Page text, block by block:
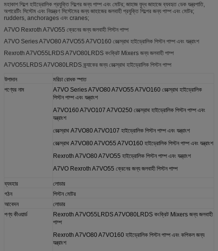
মহাকাশ শিল্পে হাইড্রোলিক প্রযুক্তি শিল্পের জন্য পাম্প এবং মোটর; জাহাজ যুদ্ধ জাহাজে ব্যবহৃত ডেক যন্ত্রপাতি,
অপারেটিং সিস্টেম এবং নিয়ন্ত্রণ সিস্টেমের জন্য জাহাজের জলবাহী প্রযুক্তি শিল্পের জন্য পাম্প এবং মোটর;
rudders, anchorages এবং cranes;
A7VO Rexroth A7VO55 ক্রেনের জন্য জলবাহী পিস্টন পাম্প
A7VO Series A7VO80 A7VO55 A7VO160 রেক্স্রোথ হাইড্রোলিক পিস্টন পাম্প এবং যন্ত্রাংশ
Rexroth A7VO55LRDS A7VO80LRDS কংক্রিট Mixers জন্য জলবাহী পাম্প
A7VO55LRDS A7VO80LRDS ক্র্যাকের জন্য রেক্স্রোথ হাইড্রোলিক পিস্টন পাম্প
উপাদান
মরিচা রোধক স্পাত
পণ্যের নাম
A7VO Series A7VO80 A7VO55 A7VO160 রেক্স্রোথ হাইড্রোলিক
পিস্টন পাম্প এবং যন্ত্রাংশ
A7VO160 A7VO107 A7VO250 রেক্স্রোথ হাইড্রোলিক পিস্টন পাম্প এবং
যন্ত্রাংশ
রেক্স্রোথ A7VO80 A7VO107 হাইড্রোলিক পিস্টন পাম্প এবং যন্ত্রাংশ
রেক্স্রোথ A7VO80 A7VO55 A7VO160 হাইড্রোলিক পিস্টন পাম্প এবং যন্ত্রাংশ
Rexroth A7VO80 A7VO55 হাইড্রোলিক পিস্টন পাম্প এবং যন্ত্রাংশ
A7VO Rexroth A7VO55 ক্রেনের জন্য জলবাহী পিস্টন পাম্প
ব্যবহার
লোডার
গঠন
পিস্টন মোটর
আবেদন
লোডার
পণ্য কীওয়ার্ড
Rexroth A7VO55LRDS A7VO80LRDS কংক্রিট Mixers জন্য জলবাহী
পাম্প
Rexroth A7VO80 A7VO160 হাইড্রোলিক পিস্টন পাম্প এবং কপিকল জন্য
যন্ত্রাংশ